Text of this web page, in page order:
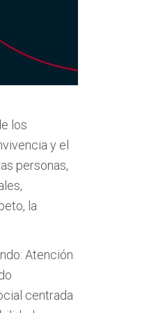
los
y el
personas,
la
Atención
centrada